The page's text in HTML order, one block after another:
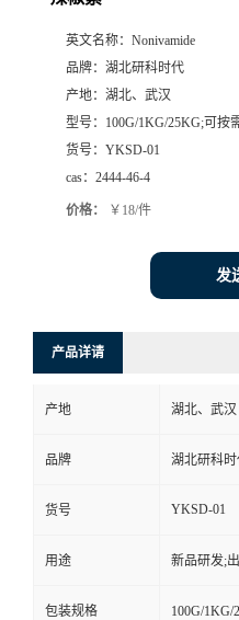
英文名称： Nonivamide
品牌： 湖北研科时代
产地： 湖北、武汉
型号： 100G/1KG/25KG;可按
货号： YKSD-01
cas： 2444-46-4
价格： ￥18/件
发
产品详请
产地 湖北、武汉
品牌 湖北研科
货号 YKSD-01
用途 新品研发;
包装规格 100G/